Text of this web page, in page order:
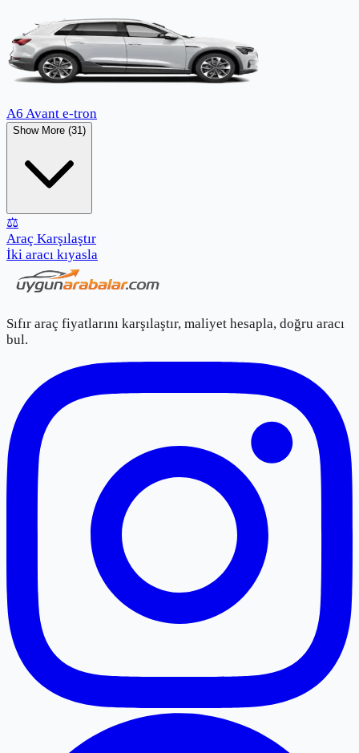
A6 Avant e-tron
Show More (31)
⚖️
Araç Karşılaştır
İki aracı kıyasla
Sıfır araç fiyatlarını karşılaştır, maliyet hesapla, doğru aracı
bul.